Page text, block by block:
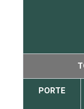
PORTE